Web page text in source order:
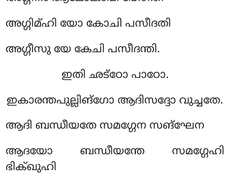
അഗ്ഗിമ്ഹി യോ കോചി പസീദതി
അഗ്ഗീസു യേ കേചി പസീദന്തി.
ഇതി ഛട്ഠോ പാഠോ.
ഇകാരന്തപുല്ലിങ്ഗോ ആദിസദ്ദോ വുച്ചതേ.
ആദി ബന്ധീയതേ സമഗ്ഗേന സങ്ഘേന
ആദയോ ബന്ധീയന്തേ സമഗ്ഗേഹി
ഭിക്ഖുഹി